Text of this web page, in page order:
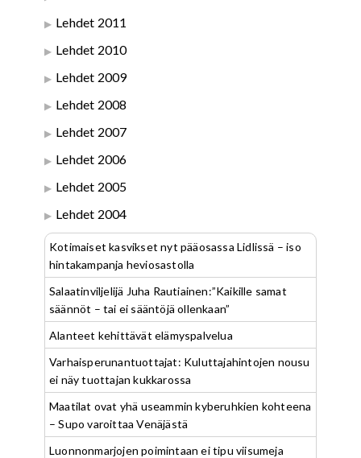
Lehdet 2011
Lehdet 2010
Lehdet 2009
Lehdet 2008
Lehdet 2007
Lehdet 2006
Lehdet 2005
Lehdet 2004
Kotimaiset kasvikset nyt pääosassa Lidlissä – iso
hintakampanja heviosastolla
Salaatinviljelijä Juha Rautiainen:”Kaikille samat
säännöt – tai ei sääntöjä ollenkaan”
Alanteet kehittävät elämyspalvelua
Varhaisperunantuottajat: Kuluttajahintojen nousu
ei näy tuottajan kukkarossa
Maatilat ovat yhä useammin kyberuhkien kohteena
– Supo varoittaa Venäjästä
Luonnonmarjojen poimintaan ei tipu viisumeja